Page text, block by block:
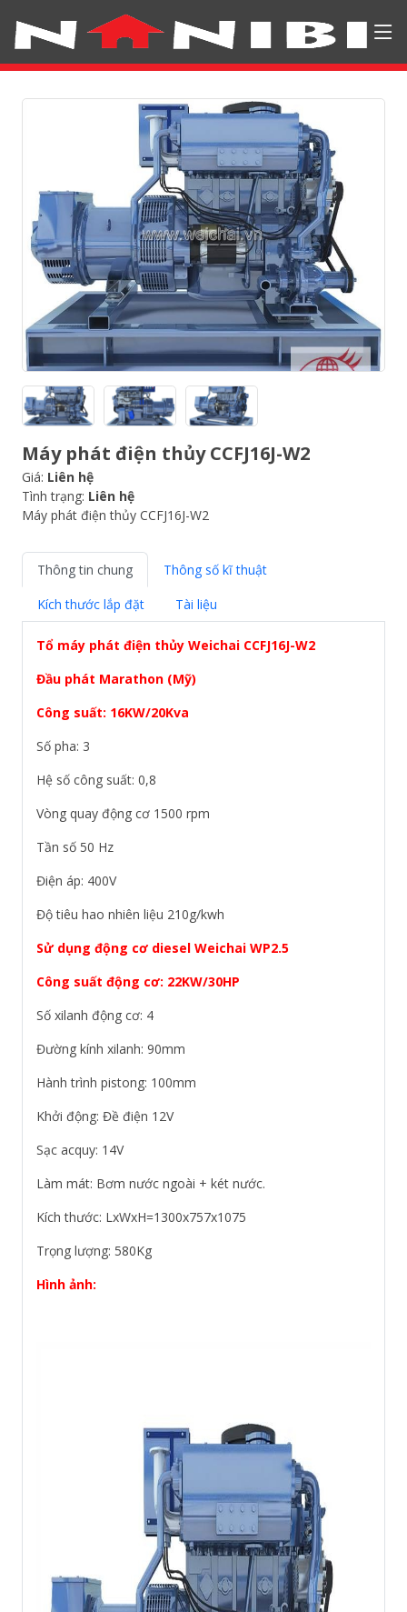
Máy phát điện thủy CCFJ16J-W2
Giá: Liên hệ
Tình trạng: Liên hệ
Máy phát điện thủy CCFJ16J-W2
Thông tin chung
Thông số kĩ thuật
Kích thước lắp đặt
Tài liệu
Tổ máy phát điện thủy Weichai CCFJ16J-W2
Đầu phát Marathon (Mỹ)
Công suất: 16KW/20Kva
Số pha: 3
Hệ số công suất: 0,8
Vòng quay động cơ 1500 rpm
Tần số 50 Hz
Điện áp: 400V
Độ tiêu hao nhiên liệu 210g/kwh
Sử dụng động cơ diesel Weichai WP2.5
Công suất động cơ: 22KW/30HP
Số xilanh động cơ: 4
Đường kính xilanh: 90mm
Hành trình pistong: 100mm
Khởi động: Đề điện 12V
Sạc acquy: 14V
Làm mát: Bơm nước ngoài + két nước.
Kích thước: LxWxH=1300x757x1075
Trọng lượng: 580Kg
Hình ảnh: